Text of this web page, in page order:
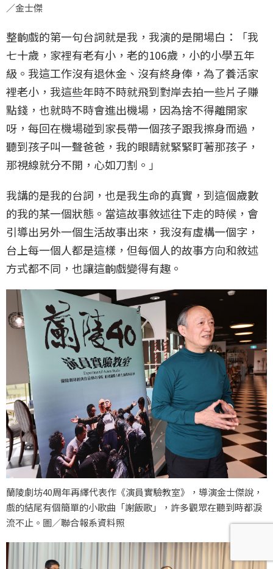
／金士傑
整齣戲的第一句台詞就是我，我演的是開場白：「我
七十歲，家裡有老有小，老的106歲，小的小學五年
級。我這工作沒有退休金、沒有終身俸，為了養活家
裡老小，我這些年時不時就飛到對岸去拍一些片子賺
點錢，也就時不時會進出機場，因為捨不得離開家
呀，每回在機場碰到家長帶一個孩子跟我擦身而過，
聽到孩子叫一聲爸爸，我的眼睛就緊緊盯著那孩子，
那視線就分不開，心如刀割。」
我講的是我的台詞，也是我生命的真實，到這個歲數
的我的某一個狀態。當這故事敘述往下走的時候，會
引導出另外一個生活故事出來，我沒有虛構一個字，
台上每一個人都是這樣，但每個人的故事方向和敘述
方式都不同，也讓這齣戲變得有趣。
蘭陵劇坊40周年再繹代表作《演員實驗教室》，導演金士傑說，
戲的結尾有個簡單的小歌曲「謝飯歌」，許多觀眾在聽到時都淚
流不止。圖／聯合報系資料照